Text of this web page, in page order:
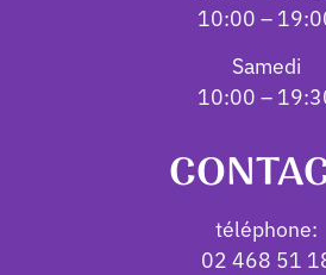
10:00 –
Samedi
10:00 –
téléphone:
02 468 51